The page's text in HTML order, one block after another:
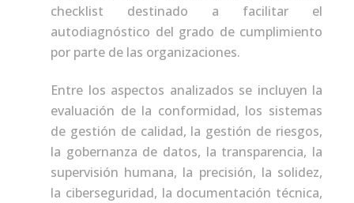
checklist destinado a facilitar el
autodiagnóstico del grado de cumplimiento
por parte de las organizaciones.
Entre los aspectos analizados se incluyen la
evaluación de la conformidad, los sistemas
de gestión de calidad, la gestión de riesgos,
la gobernanza de datos, la transparencia, la
supervisión humana, la precisión, la solidez,
la ciberseguridad, la documentación técnica,